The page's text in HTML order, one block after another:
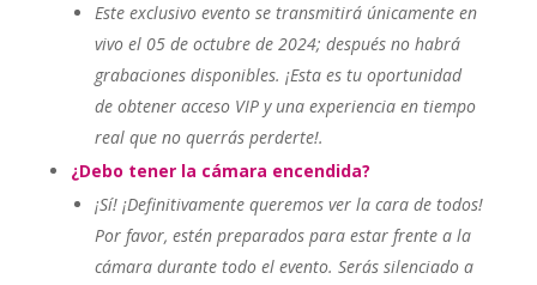
Este exclusivo evento se transmitirá únicamente en
vivo el 05 de octubre de 2024; después no habrá
grabaciones disponibles. ¡Esta es tu oportunidad
de obtener acceso VIP y una experiencia en tiempo
real que no querrás perderte!.
¿Debo tener la cámara encendida?
¡Sí! ¡Definitivamente queremos ver la cara de todos!
Por favor, estén preparados para estar frente a la
cámara durante todo el evento. Serás silenciado a